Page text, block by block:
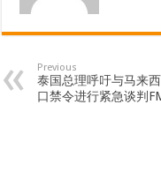
Previous
泰国总理呼吁与马来
口禁令进行紧急谈判